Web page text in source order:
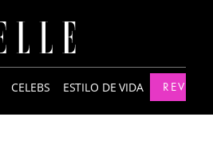
CELEBS ESTILO DE VIDA